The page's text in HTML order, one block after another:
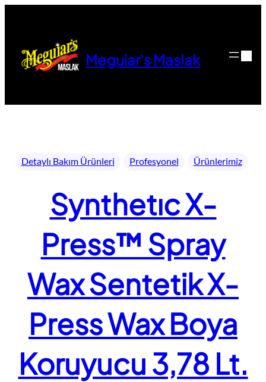
Meguiar's Maslak
Detaylı Bakım Ürünleri Profesyonel Ürünlerimiz
Synthetıc X-
Press™ Spray
Wax Sentetik X-
Press Wax Boya
Koruyucu 3,78 Lt.